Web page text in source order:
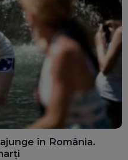
în România.